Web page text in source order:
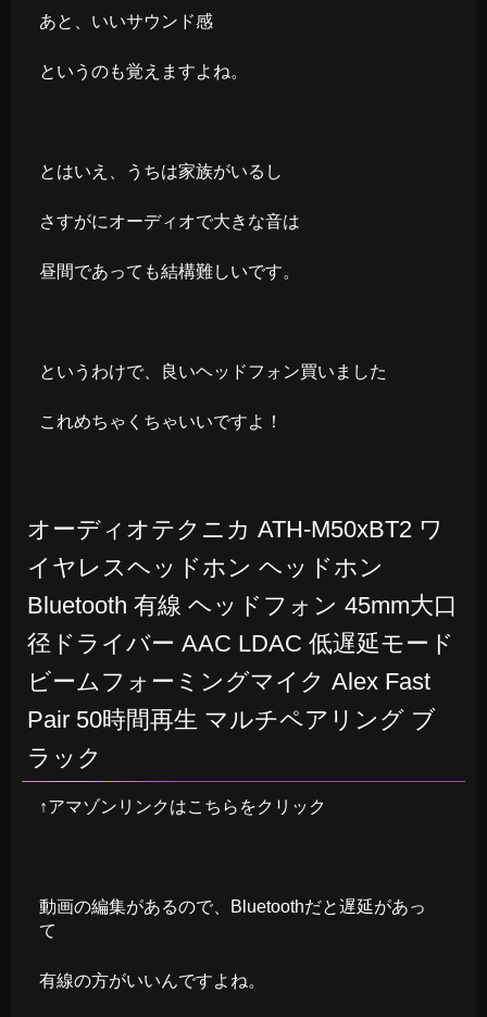
あと、いいサウンド感
というのも覚えますよね。
とはいえ、うちは家族がいるし
さすがにオーディオで大きな音は
昼間であっても結構難しいです。
というわけで、良いヘッドフォン買いました
これめちゃくちゃいいですよ！
オーディオテクニカ ATH-M50xBT2 ワ
イヤレスヘッドホン ヘッドホン
Bluetooth 有線 ヘッドフォン 45mm大口
径ドライバー AAC LDAC 低遅延モード
ビームフォーミングマイク Alex Fast
Pair 50時間再生 マルチペアリング ブ
ラック
↑アマゾンリンクはこちらをクリック
動画の編集があるので、Bluetoothだと遅延があっ
て
有線の方がいいんですよね。